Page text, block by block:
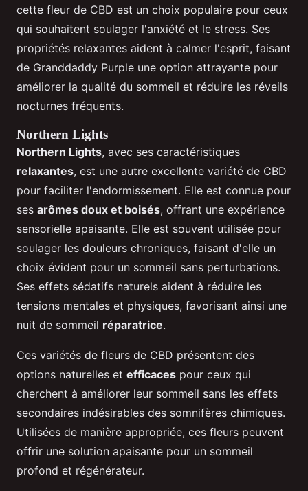
cette fleur de CBD est un choix populaire pour ceux
qui souhaitent soulager l'anxiété et le stress. Ses
propriétés relaxantes aident à calmer l'esprit, faisant
de Granddaddy Purple une option attrayante pour
améliorer la qualité du sommeil et réduire les réveils
nocturnes fréquents.
Northern Lights
Northern Lights, avec ses caractéristiques
relaxantes, est une autre excellente variété de CBD
pour faciliter l'endormissement. Elle est connue pour
ses arômes doux et boisés, offrant une expérience
sensorielle apaisante. Elle est souvent utilisée pour
soulager les douleurs chroniques, faisant d'elle un
choix évident pour un sommeil sans perturbations.
Ses effets sédatifs naturels aident à réduire les
tensions mentales et physiques, favorisant ainsi une
nuit de sommeil réparatrice.
Ces variétés de fleurs de CBD présentent des
options naturelles et efficaces pour ceux qui
cherchent à améliorer leur sommeil sans les effets
secondaires indésirables des somnifères chimiques.
Utilisées de manière appropriée, ces fleurs peuvent
offrir une solution apaisante pour un sommeil
profond et régénérateur.